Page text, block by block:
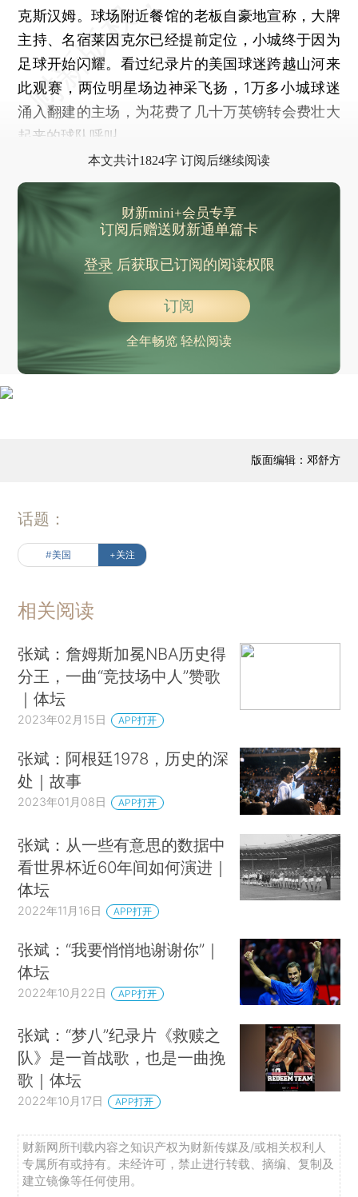
克斯汉姆。球场附近餐馆的老板自豪地宣称，大牌
主持、名宿莱因克尔已经提前定位，小城终于因为
足球开始闪耀。看过纪录片的美国球迷跨越山河来
此观赛，两位明星场边神采飞扬，1万多小城球迷
涌入翻建的主场，为花费了几十万英镑转会费壮大
起来的球队呼叫。
本文共计1824字 订阅后继续阅读
财新mini+会员专享
订阅后赠送财新通单篇卡
登录后获取已订阅的阅读权限
订阅
全年畅览 轻松阅读
版面编辑：邓舒方
话题：
#美国 +关注
相关阅读
张斌：詹姆斯加冕NBA历史得
分王，一曲“竞技场中人”赞歌
｜体坛
2023年02月15日 APP打开
张斌：阿根廷1978，历史的深
处｜故事
2023年01月08日 APP打开
张斌：从一些有意思的数据中
看世界杯近60年间如何演进｜
体坛
2022年11月16日 APP打开
张斌：“我要悄悄地谢谢你”｜
体坛
2022年10月22日 APP打开
张斌：“梦八”纪录片《救赎之
队》是一首战歌，也是一曲挽
歌｜体坛
2022年10月17日 APP打开
财新网所刊载内容之知识产权为财新传媒及/或相关权利人
专属所有或持有。未经许可，禁止进行转载、摘编、复制及
建立镜像等任何使用。